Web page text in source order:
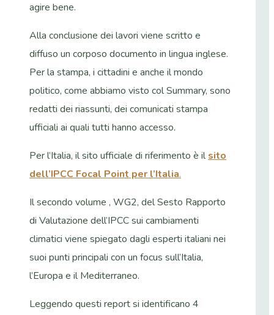
agire bene.
Alla conclusione dei lavori viene scritto e
diffuso un corposo documento in lingua inglese.
Per la stampa, i cittadini e anche il mondo
politico, come abbiamo visto col Summary, sono
redatti dei riassunti, dei comunicati stampa
ufficiali ai quali tutti hanno accesso.
Per l’Italia, il sito ufficiale di riferimento è ilsito
dell’IPCC Focal Point per l’Italia.
Il secondo volume , WG2, del Sesto Rapporto
di Valutazione dell’IPCC sui cambiamenti
climatici viene spiegato dagli esperti italiani nei
suoi punti principali con un focus sull’Italia,
l’Europa e il Mediterraneo.
Leggendo questi report si identificano 4